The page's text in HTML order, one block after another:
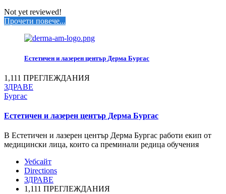
Not yet reviewed!
Прочети повече...
Естетичен и лазерен център Дерма Бургас
1,111 ПРЕГЛЕЖДАНИЯ
ЗДРАВЕ
Бургас
Естетичен и лазерен център Дерма Бургас
В Естетичен и лазерен център Дерма Бургас работи екип от
медицински лица, които са преминали редица обучения
Уебсайт
Directions
ЗДРАВЕ
1,111 ПРЕГЛЕЖДАНИЯ